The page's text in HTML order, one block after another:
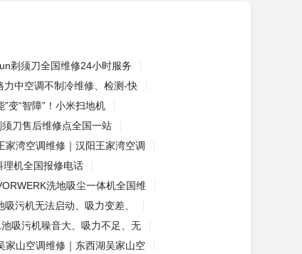
剃须刀全国维修24小时服务
力中空调不制冷维修、检测-快
”变“智障”！小米扫地机
刀售后维修点全国一站
家湾空调维修｜汉阳王家湾空调
理机全国报修电话
洗地吸尘一体机全国维
吸污机无法启动、吸力变差、
吸污机噪音大、吸力不足、无
家山空调维修｜东西湖吴家山空